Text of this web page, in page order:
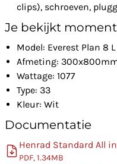
clips), schroeven,
Je bekijkt
Model: Everest Plan 8 L
Afmeting:
Wattage: 1077
Type: 33
Kleur: Wit
Documentatie
Henrad Standard All
PDF, 1.34MB